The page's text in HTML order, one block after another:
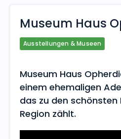
Museum Haus
Ausstellungen & Museen
Museum Haus
einem ehemaligen
das zu den
Region zählt.